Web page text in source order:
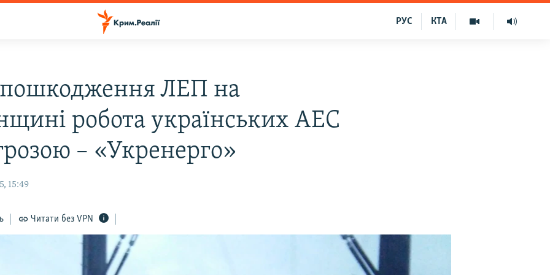
КТА
РУС
пошкодження ЛЕП на
робота українських АЕС
– «Укренерго»
15:49
Читати без VPN